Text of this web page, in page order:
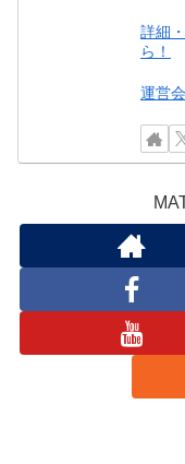
詳細
ら！
運営